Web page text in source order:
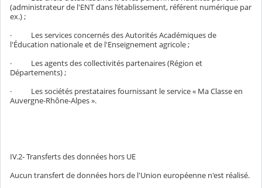
(administrateur de l'ENT dans l’établissement, référent numérique par
ex.) ;
· Les services concernés des Autorités Académiques de
l'Éducation nationale et de l'Enseignement agricole ;
· Les agents des collectivités partenaires (Région et
Départements) ;
· Les sociétés prestataires fournissant le service « Ma Classe en
Auvergne-Rhône-Alpes ».
IV.2- Transferts des données hors UE
Aucun transfert de données hors de l'Union européenne n'est réalisé.